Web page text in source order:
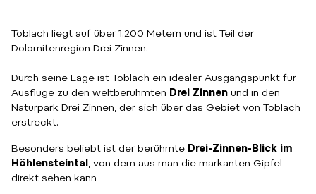
Toblach liegt auf über 1.200 Metern und ist Teil der
Dolomitenregion Drei Zinnen.
Durch seine Lage ist Toblach ein idealer Ausgangspunkt für
Ausflüge zu den weltberühmten Drei Zinnen und in den
Naturpark Drei Zinnen, der sich über das Gebiet von Toblach
erstreckt.
Besonders beliebt ist der berühmte Drei-Zinnen-Blick im
Höhlensteintal
, von dem aus man die markanten Gipfel
direkt sehen kann